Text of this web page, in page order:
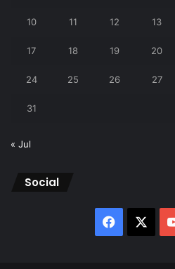
10 11 12 13
17 18 19 20
24 25 26 27
31
« Jul
Social
Facebook